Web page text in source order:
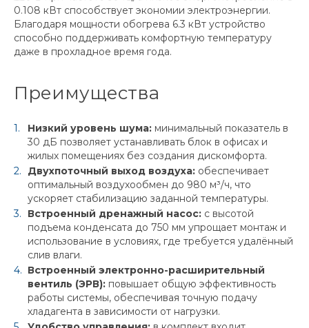
0.108 кВт способствует экономии электроэнергии.
Благодаря мощности обогрева 6.3 кВт устройство
способно поддерживать комфортную температуру
даже в прохладное время года.
Преимущества
Низкий уровень шума: минимальный показатель в
30 дБ позволяет устанавливать блок в офисах и
жилых помещениях без создания дискомфорта.
Двухпоточный выход воздуха: обеспечивает
оптимальный воздухообмен до 980 м³/ч, что
ускоряет стабилизацию заданной температуры.
Встроенный дренажный насос: с высотой
подъема конденсата до 750 мм упрощает монтаж и
использование в условиях, где требуется удалённый
слив влаги.
Встроенный электронно-расширительный
вентиль (ЭРВ): повышает общую эффективность
работы системы, обеспечивая точную подачу
хладагента в зависимости от нагрузки.